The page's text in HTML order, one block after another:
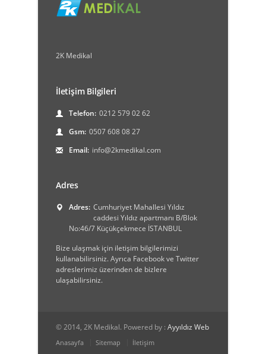
2K Medikal
İletişim Bilgileri
Telefon: 0212 579 02 62
Gsm: 0507 608 08 27
Email: info@2kmedikal.com
Adres
Adres: Cumhuriyet Mahallesi Yıldız
caddesi Yıldız apartmanı B/Blok
No:46/7 Küçükçekmece İSTANBUL
Bize ulaşmak için iletişim bilgilerimizi
kullanabilirsiniz. Ayrıca Facebook ve Twitter
adreslerimiz üzerinden de bizlere
ulaşabilirsiniz.
© 2014, 2K Medikal. Powered by : Ayyıldız Web
Anasayfa Sitemap İletişim